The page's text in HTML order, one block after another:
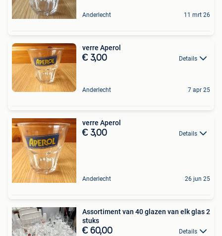
Anderlecht 11 mrt 26
verre Aperol
€ 3,00 Details
Anderlecht 7 apr 25
verre Aperol
€ 3,00 Details
Anderlecht 26 jun 25
Assortiment van 40 glazen van elk glas 2
stuks
€ 60,00 Details